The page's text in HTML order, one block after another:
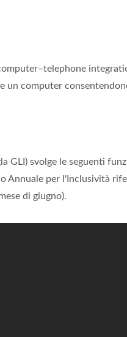
un computer
GLI) svolge le seguenti
Annuale per l'Inclusività
di giugno).